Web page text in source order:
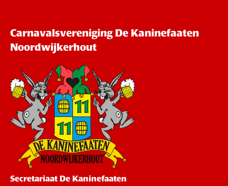
Carnavalsvereniging De Kaninefaaten
Noordwijkerhout
Secretariaat De Kaninefaaten